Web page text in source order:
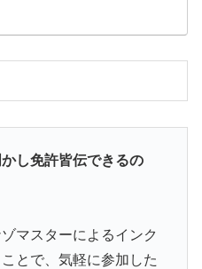
し免許皆伝できるの
マスターによるインク
とで、気軽に参加した